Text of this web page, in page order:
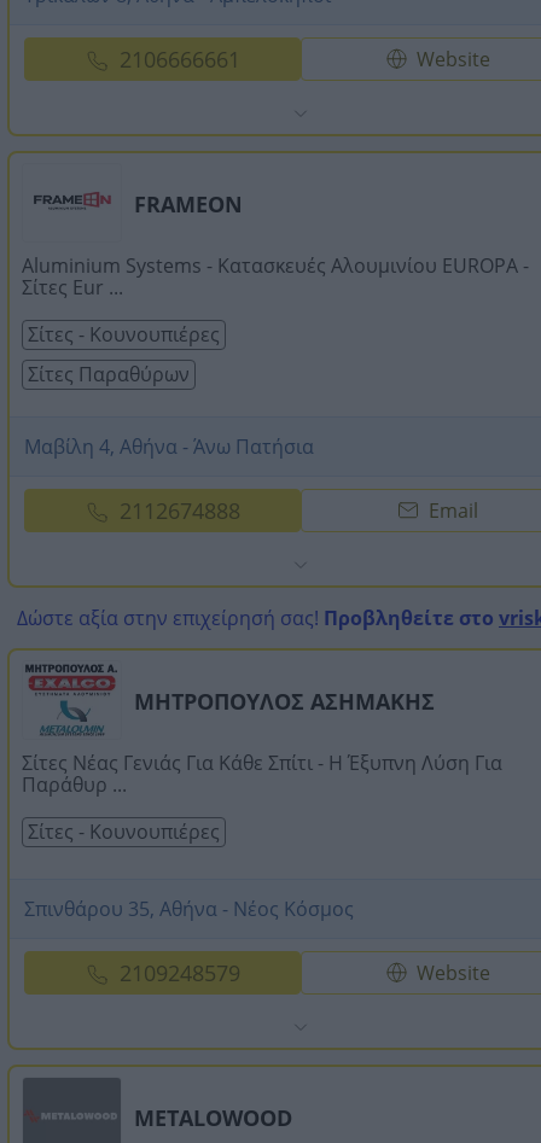
2106666661 Website
FRAMEON
Aluminium Systems - Κατασκευές Αλουμινίου EUROPA -
Σίτες Eur ...
Σίτες - Κουνουπιέρες
Σίτες Παραθύρων
Μαβίλη 4, Αθήνα - Άνω Πατήσια
2112674888 Email
Δώστε αξία στην επιχείρησή σας! Προβληθείτε στο
ΜΗΤΡΟΠΟΥΛΟΣ ΑΣΗΜΑΚΗΣ
Σίτες Νέας Γενιάς Για Κάθε Σπίτι - Η Έξυπνη Λύση Για
Παράθυρ ...
Σίτες - Κουνουπιέρες
Σπινθάρου 35, Αθήνα - Νέος Κόσμος
2109248579 Website
METALOWOOD